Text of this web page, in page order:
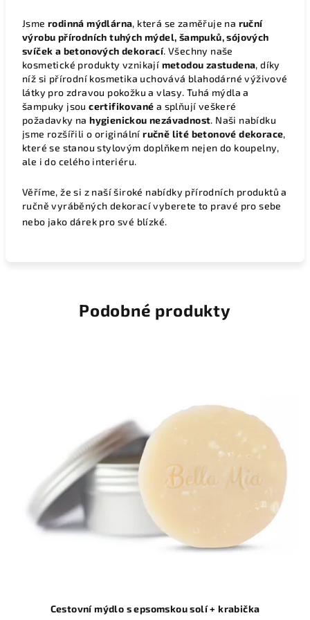
Jsme rodinná mýdlárna, která se zaměřuje na ruční
výrobu přírodních tuhých mýdel, šampuků, sójových
svíček a betonových dekorací. Všechny naše
kosmetické produkty vznikají metodou zastudena, díky
níž si přírodní kosmetika uchovává blahodárné výživové
látky pro zdravou pokožku a vlasy. Tuhá mýdla a
šampuky jsoucertifikované a splňují veškeré
požadavky nahygienickou nezávadnost. Naši nabídku
jsme rozšířili o originálníručně lité betonové dekorace,
které se stanou stylovým doplňkem nejen do koupelny,
ale i do celého interiéru.
Věříme, že si z naší široké nabídky přírodních produktů a
ručně vyráběných dekorací vyberete to pravé pro sebe
nebo jako dárek pro své blízké.
Podobné produkty
Cestovní mýdlo s epsomskou solí + krabička